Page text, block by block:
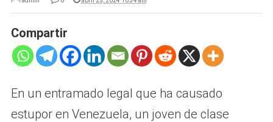
Compartir
En un entramado legal que ha causado
estupor en Venezuela, un joven de clase